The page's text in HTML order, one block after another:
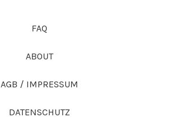
FAQ
ABOUT
AGB / IMPRESSUM
DATENSCHUTZ